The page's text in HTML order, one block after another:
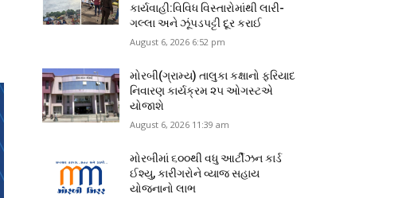
કાર્યવાહી:વિવિધ વિસ્તારોમાંથી લારી-
ગલ્લા અને ઝૂંપડપટ્ટી દૂર કરાઈ
August 6, 2026 6:52 pm
મોરબી(ગ્રામ્ય) તાલુકા કક્ષાનો ફરિયાદ
નિવારણ કાર્યક્રમ ૨૫ ઓગસ્ટએ
યોજાશે
August 6, 2026 11:39 am
મોરબીમાં ૬૦૦થી વધુ આર્ટીઝન કાર્ડ
ઈશ્યુ, કારીગરોને વ્યાજ સહાય
યોજનાનો લાભ